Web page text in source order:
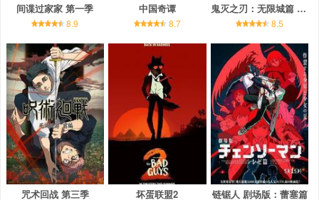
间谍过家家 第一季
8.9
中国奇谭
8.7
鬼灭之刃：无限城篇 第一章 猗窝座再袭
8.5
咒术回战 第三季 坏蛋联盟2 链锯人 剧场版：蕾塞篇